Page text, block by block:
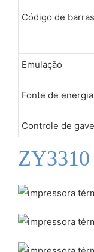
Código de barras
Emulação
Fonte de energia
Controle de